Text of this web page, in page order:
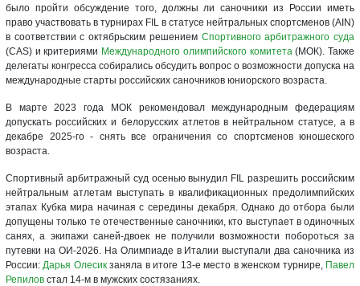
было пройти обсуждение того, должны ли саночники из России иметь
право участвовать в турнирах FIL в статусе нейтральных спортсменов (AIN)
в соответствии с октябрьским решением Спортивного арбитражного суда
(CAS) и критериями Международного олимпийского комитета(МОК). Также
делегаты конгресса собирались обсудить вопрос о возможности допуска на
международные старты российских саночников юниорского возраста.
В марте 2023 года МОК рекомендовал международным федерациям
допускать российских и белорусских атлетов в нейтральном статусе, а в
декабре 2025-го - снять все ограничения со спортсменов юношеского
возраста.
Спортивный арбитражный суд осенью вынудил FIL разрешить российским
нейтральным атлетам выступать в квалификационных предолимпийских
этапах Кубка мира начиная с середины декабря. Однако до отбора были
допущены только те отечественные саночники, кто выступает в одиночных
санях, а экипажи саней-двоек не получили возможности побороться за
путевки на ОИ-2026. На Олимпиаде в Италии выступали два саночника из
России:Дарья Олесикзаняла в итоге 13-е место в женском турнире, Павел
Репилов стал 14-м в мужских состязаниях.